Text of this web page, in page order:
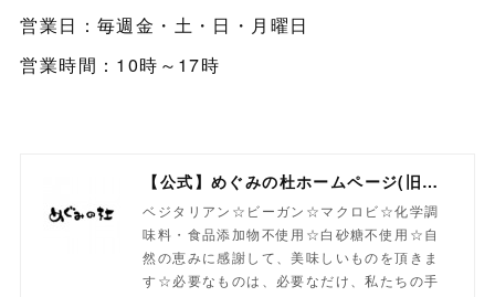
営業日：毎週金・土・日・月曜日
営業時間：10時～17時
【公式】めぐみの杜ホームページ(旧自然食工房）
ベジタリアン☆ビーガン☆マクロビ☆化学調
味料・食品添加物不使用☆白砂糖不使用☆自
然の恵みに感謝して、美味しいものを頂きま
す☆必要なものは、必要なだけ、私たちの手